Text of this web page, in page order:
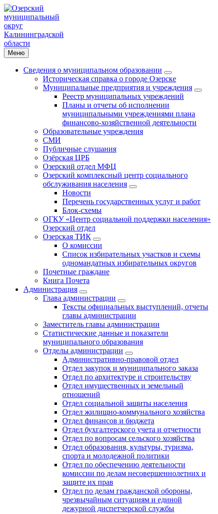
Меню
Сведения о муниципальном образовании
Историческая справка о городе Озерске
Муниципальные предприятия и учреждения
Реестр муниципальных учреждений
Планы и отчеты об исполнении
муниципальными учреждениями плана
финансово-хозяйственной деятельности
Образовательные учреждения
СМИ
Публичные слушания
Озёрская ЦРБ
Озерский отдел МФЦ
Озерский комплексный центр социального
обслуживания населения
Новости
Перечень государственных услуг и работ
Блок-схемы
ОГКУ «Центр социальной поддержки населения»
Озерский отдел
Озерская ТИК
О комиссии
Список избирательных участков и схемы
одномандатных избирательных округов
Почетные граждане
Книга Почета
Администрация
Глава администрации
Тексты официальных выступлений, отчеты
главы администрации
Заместитель главы администрации
Статистические данные и показатели
муниципального образования
Отделы администрации
Административно-правовой отдел
Отдел закупок и муниципального заказа
Отдел по архитектуре и строительству
Отдел имущественных и земельный
отношений
Отдел социальной защиты населения
Отдел жилищно-коммунального хозяйства
Отдел финансов и бюджета
Отдел бухгалтерского учета и отчетности
Отдел по вопросам сельского хозяйства
Отдел образования, культуры, туризма,
спорта и молодежной политики
Отдел по обеспечению деятельности
комиссии по делам несовершеннолетних и
защите их прав
Отдел по делам гражданской обороны,
чрезвычайным ситуациям и единой
дежурной диспетчерской службы